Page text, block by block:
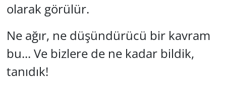
olarak görülür.
Ne ağır, ne düşündürücü bir kavram
bu... Ve bizlere de ne kadar bildik,
tanıdık!